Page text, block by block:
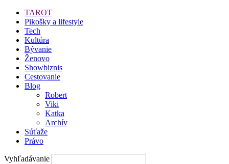
TAROT
Pikošky a lifestyle
Tech
Kultúra
Bývanie
Ženovo
Showbiznis
Cestovanie
Blog
Robert
Viki
Katka
Archív
Súťaže
Právo
Vyhľadávanie